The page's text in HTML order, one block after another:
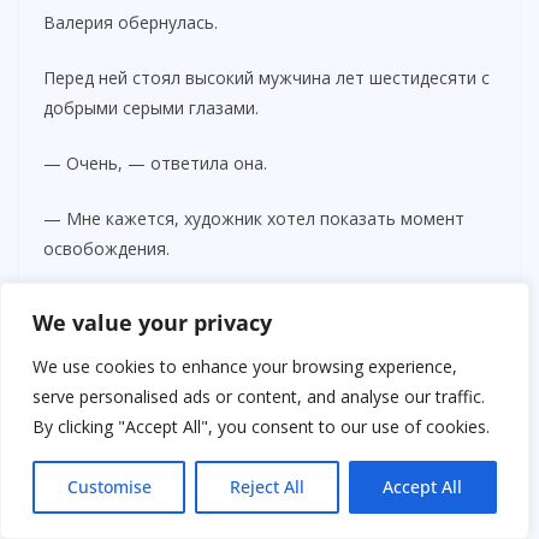
We value your privacy
We use cookies to enhance your browsing experience,
serve personalised ads or content, and analyse our traffic.
By clicking "Accept All", you consent to our use of cookies.
Customise Reject All Accept All
Валерия обернулась.
Перед ней стоял высокий мужчина лет шестидесяти с
добрыми серыми глазами.
— Очень, — ответила она.
— Мне кажется, художник хотел показать момент
освобождения.
— Возможно.
— Иногда человеку нужно потерять что-то
привычное, чтобы наконец увидеть горизонт.
Валерия неожиданно рассмеялась.